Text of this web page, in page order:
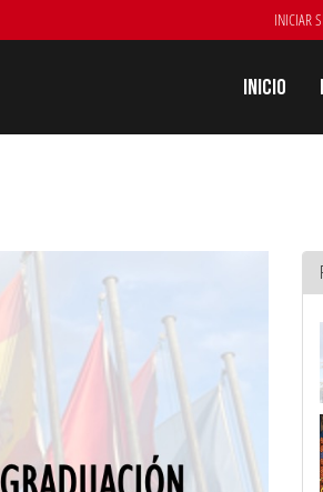
INICIAR
Inicio